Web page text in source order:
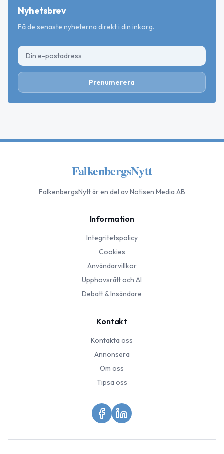
Nyhetsbrev
Få de senaste nyheterna direkt i din inkorg.
Prenumerera
FalkenbergsNytt
FalkenbergsNyttär en del av Notisen Media AB
Information
Integritetspolicy
Cookies
Användarvillkor
Upphovsrätt och AI
Debatt & Insändare
Kontakt
Kontakta oss
Annonsera
Om oss
Tipsa oss